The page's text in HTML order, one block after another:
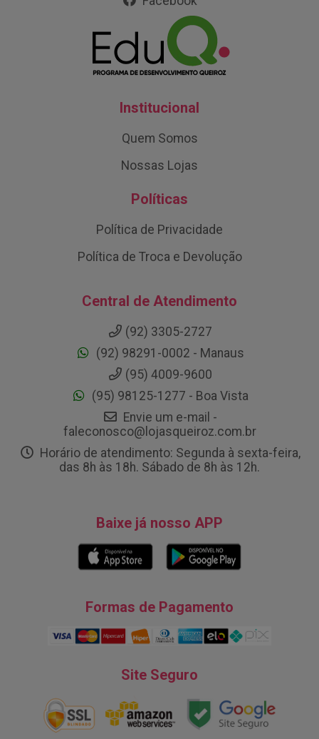
Institucional
Quem Somos
Nossas Lojas
Políticas
Política de Privacidade
Política de Troca e Devolução
Central de Atendimento
(92) 3305-2727
(92) 98291-0002 - Manaus
(95) 4009-9600
(95) 98125-1277 - Boa Vista
Envie um e-mail -
faleconosco@lojasqueiroz.com.br
Horário de atendimento: Segunda à sexta-feira,
das 8h às 18h. Sábado de 8h às 12h.
Baixe já nosso APP
Formas de Pagamento
Site Seguro